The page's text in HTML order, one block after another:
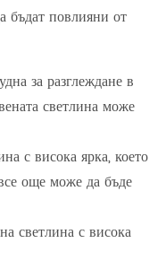
бъдат повлияни от
за разглеждане в
светлина може
с висока ярка, което
още може да бъде
светлина с висока